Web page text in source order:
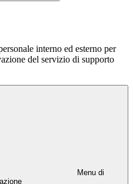
interno ed esterno per
del servizio di supporto
Menu di